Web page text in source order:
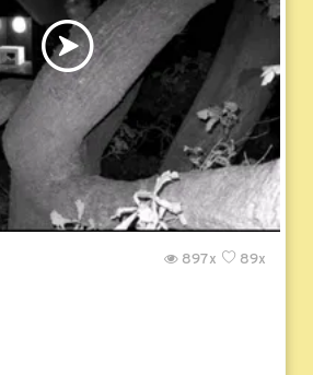
89x
897x